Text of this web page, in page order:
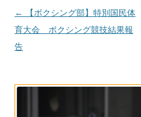
投
稿
ナ
←
【ボクシング部】特別国民体
育大会 ボクシング競技結果報
告